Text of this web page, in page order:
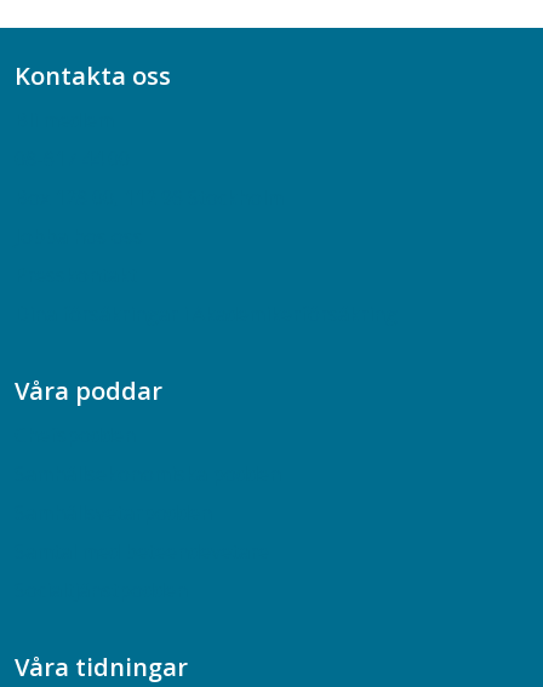
Kontakta oss
Våra poddar
Våra tidningar